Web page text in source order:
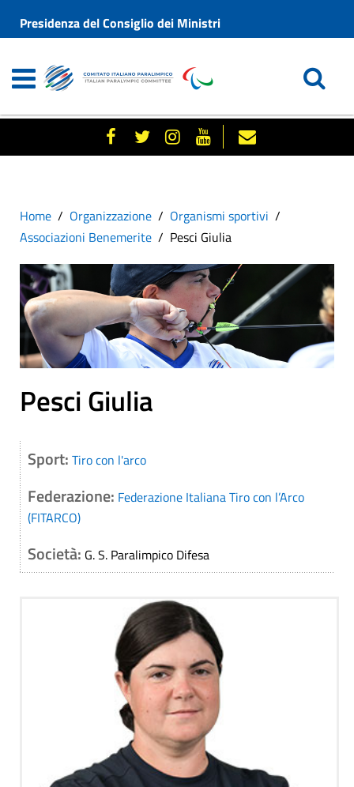
Presidenza del Consiglio dei Ministri
Home Organizzazione
Organismi sportivi
Associazioni Benemerite
Pesci Giulia
Pesci Giulia
Sport: Tiro con l'arco
Federazione: Federazione Italiana Tiro con l’Arco
(FITARCO)
Società: G. S. Paralimpico Difesa